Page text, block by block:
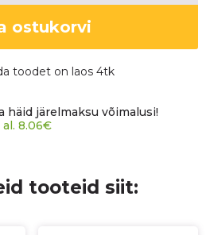
2
kogus
ostukorvi
toodet on laos 4tk
häid järelmaksu võimalusi!
8.06€
tooteid siit: